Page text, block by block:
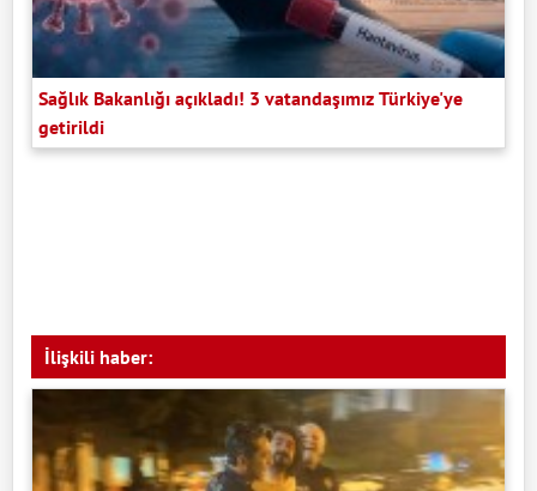
Sağlık Bakanlığı açıkladı! 3 vatandaşımız Türkiye'ye
getirildi
İlişkili haber: